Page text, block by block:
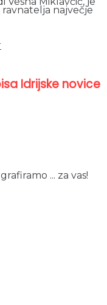
največje
Idrijske novice
... za vas!